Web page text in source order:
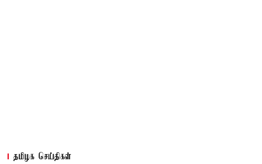
தமிழக செய்திகள்